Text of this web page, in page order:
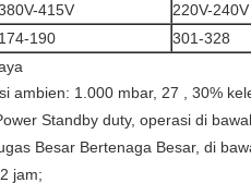
415V 220V-240V
174-190 301-328
ambien: 1.000 mbar, 27
, 30%
Standby duty, operasi di
Besar Bertenaga Besar, di
jam;